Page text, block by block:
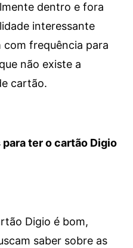
dentro e fora
interessante
com frequência para
não existe a
cartão.
ter o cartão Digio
Digio é bom,
saber sobre as